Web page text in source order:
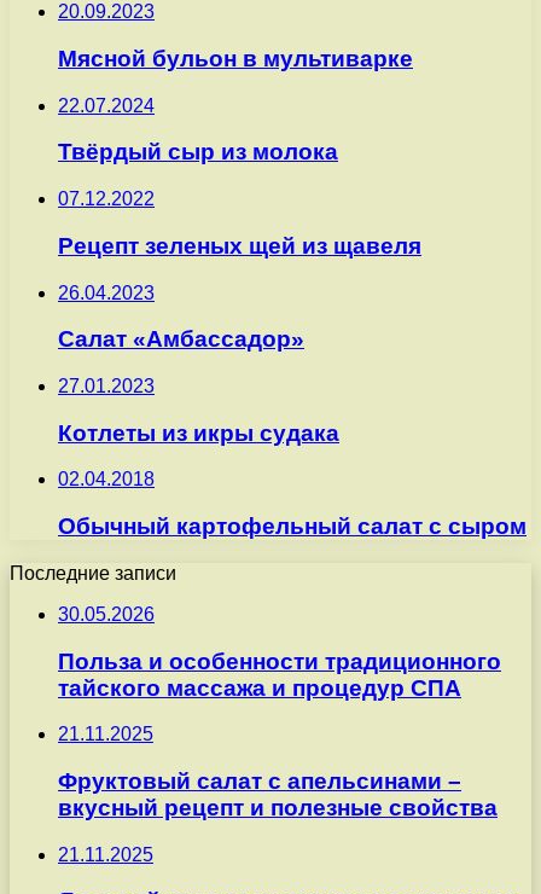
20.09.2023
Мясной бульон в мультиварке
22.07.2024
Твёрдый сыр из молока
07.12.2022
Рецепт зеленых щей из щавеля
26.04.2023
Салат «Амбассадор»
27.01.2023
Котлеты из икры судака
02.04.2018
Обычный картофельный салат с сыром
Последние записи
30.05.2026
Польза и особенности традиционного
тайского массажа и процедур СПА
21.11.2025
Фруктовый салат с апельсинами –
вкусный рецепт и полезные свойства
21.11.2025